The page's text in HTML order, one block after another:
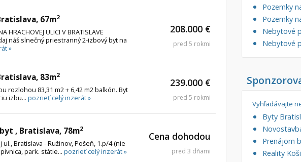
Pozemok
Stavebné pozemky
Bývanie a rekreácia
Poľnohospodárske pozemky
Záhrada
Nebytové priestory
Administratívne, obchodné
Skladové, výrobné
Garáž, garážové státie
search Hľadaj
67m2
HRACHOVEJ ULICI V BRATISLAVE
náš slnečný priestranný 2-izbový byt na
»
208.000 €
pred 5 rokmi
83m2
rozlohou 83,31 m2 + 6,42 m2 balkón. Byt
izbu... pozrieť celý inzerát »
239.000 €
pred 5 rokmi
, Bratislava, 78m2
Bratislava - Ružinov, Pošeň, 1.p/4 (nie
park. státie... pozrieť celý inzerát »
Cena dohodou
pred 3 dňami
Pozemky
Pozemky
Nebytové
Nebytové
Vyhľadávajte
Byty
Prenájom
Reality